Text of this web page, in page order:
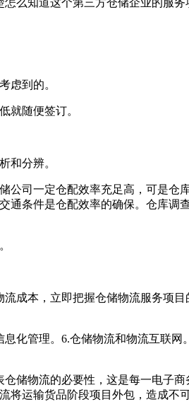
虑到的。
就随便签订。
和分辨。
司一定仓配效率充足高，可是仓
条件是仓配效率的确保。仓库调
成本，立即把握仓储物流服务项
化管理。6.仓储物流和物流互联
储物流的必要性，这是每一电子
运输货品阶段项目外包，造成不